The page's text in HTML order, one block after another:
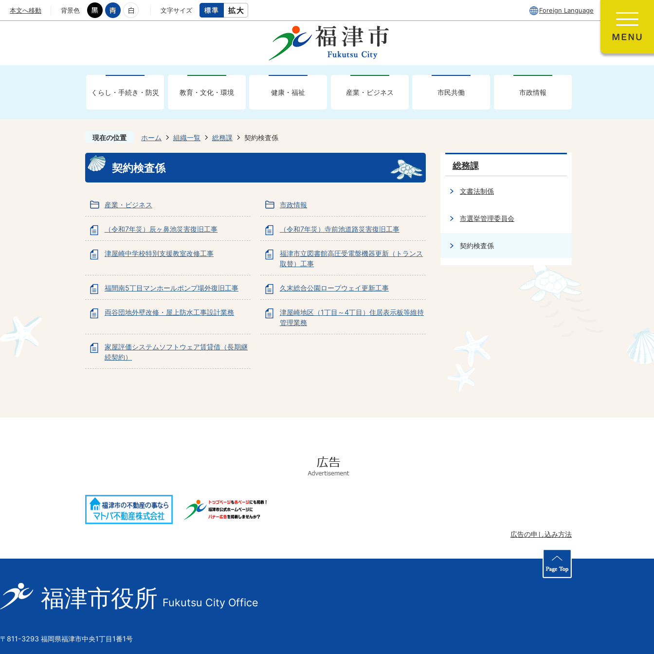
本文へ移動 背景色 文字サイズ Foreign Language
くらし・手続き・防災 教育・文化・環境 健康・福祉 産業・ビジネス 市民共働 市政情報
現在の位置 ホーム 組織一覧 総務課 契約検査係
契約検査係
産業・ビジネス 市政情報
（令和7年災）辰ヶ鼻池災害復旧工事 （令和7年災）寺前池道路災害復旧工事
津屋崎中学校特別支援教室改修工事
福津市立図書館高圧受電盤機器更新（トランス
取替）工事
福間南5丁目マンホールポンプ場外復旧工事 久末総合公園ロープウェイ更新工事
両谷団地外壁改修・屋上防水工事設計業務
津屋崎地区（1丁目～4丁目）住居表示板等維持
管理業務
家屋評価システムソフトウェア賃貸借（長期継
続契約）
総務課
文書法制係
市選挙管理委員会
契約検査係
告
広告の申し込み方法
福
津
市
福津市役所 Fukutsu City Office
〒811-3293 福岡県福津市中央1丁目1番1号